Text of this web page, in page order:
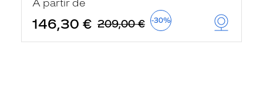
À partir de
146,30 € 209,00 € -30%